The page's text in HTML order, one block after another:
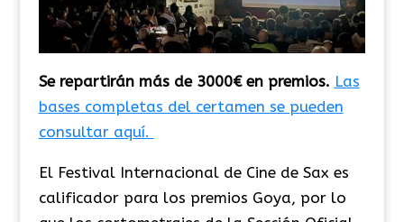
Se repartirán más de 3000€ en premios. Las
bases completas del certamen se pueden
consultar aquí.
El Festival Internacional de Cine de Sax es
calificador para los premios Goya, por lo